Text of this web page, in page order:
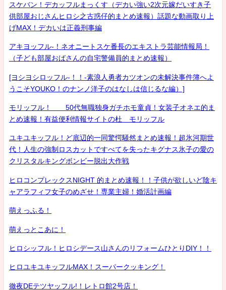
スケバン！デカッフルまっくす（デカい強い2次元嫁だいすき子
供部屋おじさんヒロシ之古惑仔的まとめ速報）話題な動画取り上
げMAX！デカいは正義刑事編
アキヨッフル-！ネオニートスケ番長のエキストラ芸能情報局！
（子ども部屋おばさんの自宅警備員的まとめ速報）
[ヨシヨシロッフル-！！-素浪人勇者カツオンの未解決事件簿へよ
うこそYOUKO！のナンノ洋子のはなしは信じるな編）]
モリッフル！ 50代無職独身ガチホモ童貞！女装子オネエ的ま
とめ速報！有益便利情報サイトの杜 モリッフル
ユキユキッフル！ど底辺的一同驚愕騒然まとめ速報！超氷河期世
代！人生の強制ロスカットですべてを失ったキグナス氷子の愛の
クリスタルキングボンビー脱出大作戦
ヒロコンプレックスNIGHT 的まとめ速報！！子供が欲しいど陰キ
ャアラフィフ女子のめざせ！専業主婦！婚活計画編
萌えっふる！
萌えっとこあに！
ヒロシッフル！ヒロシデース山さんのリフォームひとりDIY！！
ヒロユキユキッフルMAX！スーパークッキング！
徹夜DEテツヤッフル!！レトロ館2号店！